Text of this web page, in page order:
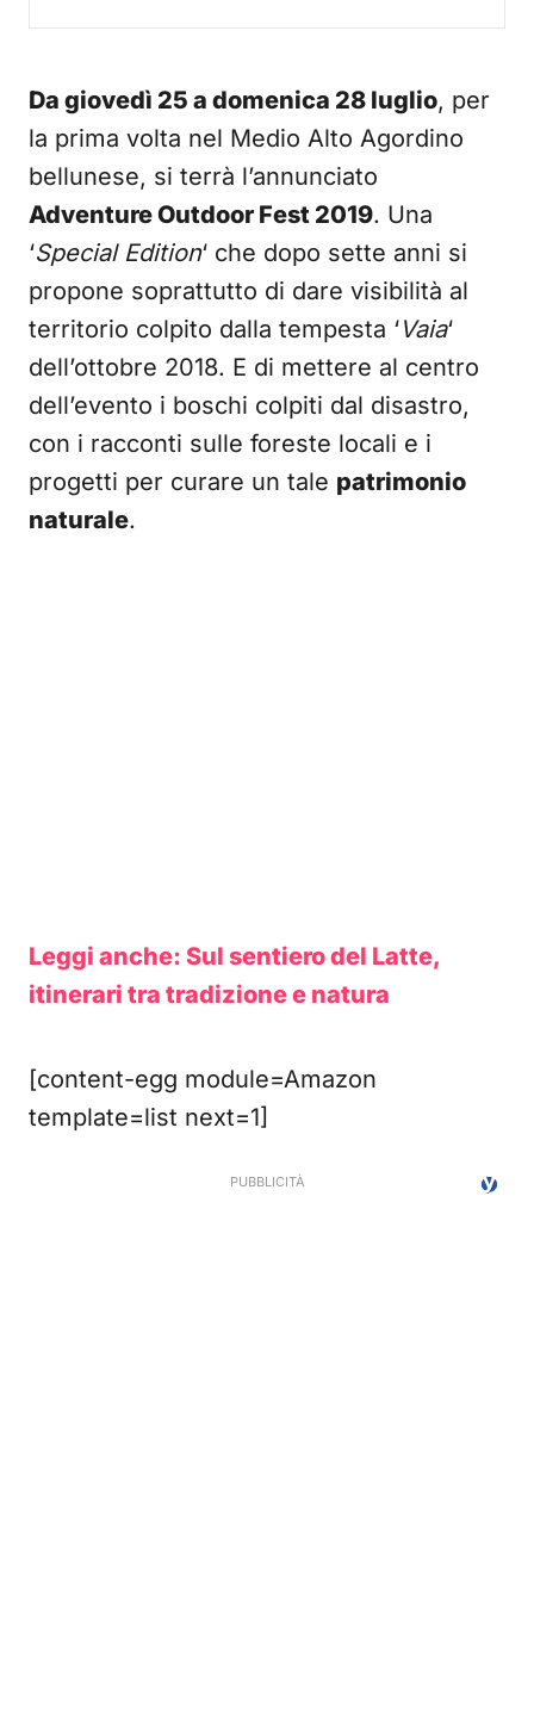
Da giovedì 25 a domenica 28 luglio, per
la prima volta nel Medio Alto Agordino
bellunese, si terrà l’annunciato
Adventure Outdoor Fest 2019. Una
‘Special Edition‘ che dopo sette anni si
propone soprattutto di dare visibilità al
territorio colpito dalla tempesta ‘Vaia‘
dell’ottobre 2018. E di mettere al centro
dell’evento i boschi colpiti dal disastro,
con i racconti sulle foreste locali e i
progetti per curare un tale patrimonio
naturale.
Leggi anche: Sul sentiero del Latte,
itinerari tra tradizione e natura
[content-egg module=Amazon
template=list next=1]